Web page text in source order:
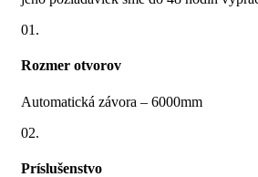
01.
Rozmer otvorov
Automatická závora – 6000mm
02.
Príslušenstvo